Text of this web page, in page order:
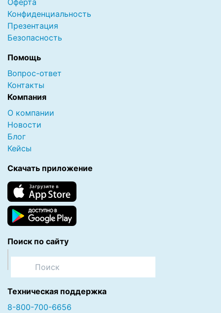
Конфиденциальность
Презентация
Безопасность
Помощь
Вопрос-ответ
Контакты
Компания
О компании
Новости
Блог
Кейсы
Скачать приложение
Поиск по сайту
Техническая поддержка
8-800-700-6656